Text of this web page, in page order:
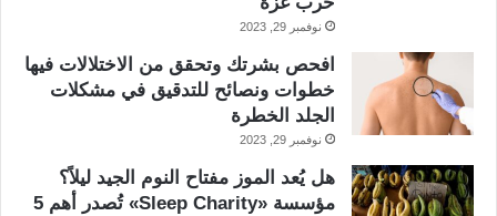
نوفمبر 29, 2023
افحص بشرتك وتحقق من الاختلالات فيها
خطوات ونصائح للتدقيق في مشكلات
الجلد الخطرة
نوفمبر 29, 2023
هل يُعد الموز مفتاح النوم الجيد ليلاً؟
مؤسسة «Sleep Charity» تُصدر أهم 5